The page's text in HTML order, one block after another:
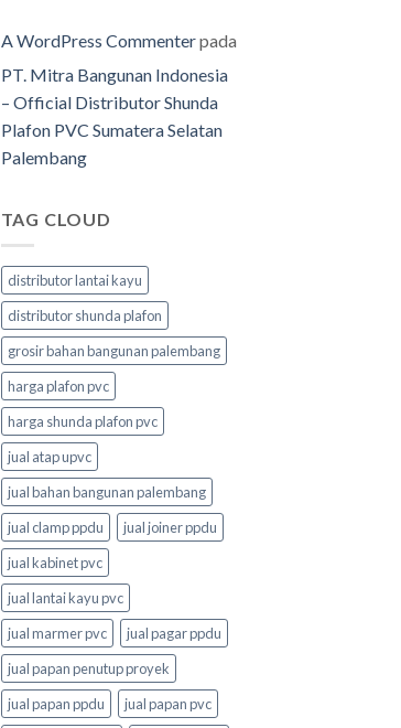
A WordPress Commenterpada
PT. Mitra Bangunan Indonesia
– Official Distributor Shunda
Plafon PVC Sumatera Selatan
Palembang
TAG CLOUD
distributor lantai kayu
distributor shunda plafon
grosir bahan bangunan palembang
harga plafon pvc
harga shunda plafon pvc
jual atap upvc
jual bahan bangunan palembang
jual clamp ppdu
jual joiner ppdu
jual kabinet pvc
jual lantai kayu pvc
jual marmer pvc
jual pagar ppdu
jual papan penutup proyek
jual papan ppdu
jual papan pvc